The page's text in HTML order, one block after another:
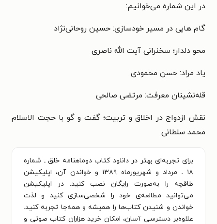
در این شماره می‌خوانیم:
گام هایی در مسیر خودسازی: حسین روحانی‌نژاد
محو دلدار؛ سخنرانی آیت الله ناصری
یاد مراد: حسن محمودی
قله‌نشینان معرفت: مرتضی صالحی
نقش ازدواج در اخلاق و تربیت؛ گفت و گو با حجت الاسلام
محمد سلطانی
برای تجربه‌ای بهتر در دانلود کتاب دوماهنامه خلق ـ شماره
۱۸ ـ مرداد و شهریورماه ۱۳۸۹ و خواندن آن، اپلیکیشن
طاقچه را به‌صورت رایگان نصب کنید. در اپلیکیشن
می‌توانید مطالعه‌ی خود را شخصی‌سازی کنید و لذت
خواندن و شنیدن کتاب‌ها را همیشه و همه‌جا تجربه کنید.
علاوه‌بر دسترسی آسان، امکان خرید هزاران کتاب صوتی و